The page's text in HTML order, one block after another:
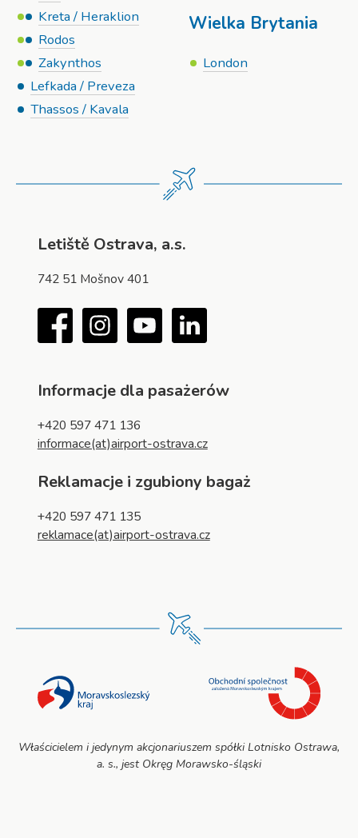
Kreta / Heraklion
Rodos
Zakynthos
Lefkada / Preveza
Thassos / Kavala
Wielka Brytania
London
Letiště Ostrava, a.s.
742 51 Mošnov 401
FacebookInstagramYouTubeLinkedIn
Informacje dla pasażerów
+420 597 471 136
informace(at)airport-ostrava.cz
Reklamacje i zgubiony bagaż
+420 597 471 135
reklamace(at)airport-ostrava.cz
Właścicielem i jedynym akcjonariuszem spółki Lotnisko Ostrawa,
a. s., jest Okręg Morawsko-śląski